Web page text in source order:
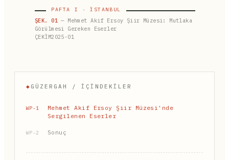
PAFTA I · İSTANBUL
ŞEK. 01 — Mehmet Akif Ersoy Şiir Müzesi: Mutlaka
Görülmesi Gereken Eserler
ÇEKİM2025-01
◆ GÜZERGAH / İÇINDEKILER
WP-1
Mehmet Akif Ersoy Şiir Müzesi'nde
Sergilenen Eserler
WP-2 Sonuç